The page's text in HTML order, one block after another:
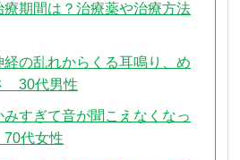
療期間は？治療薬や治療方法
経の乱れからくる耳鳴り、め
30代男性
みすぎて音が聞こえなくなっ
代女性